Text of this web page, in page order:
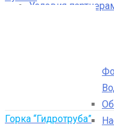
Условия
Горка “Гидротруба”